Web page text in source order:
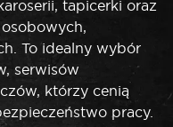
tapicerki oraz
To idealny wybór
serwisów
którzy cenią
pracy.